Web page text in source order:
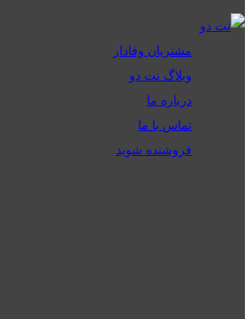
مشتریان وفادار
وبلاگ نت دو
درباره ما
تماس با ما
فروشنده شوید